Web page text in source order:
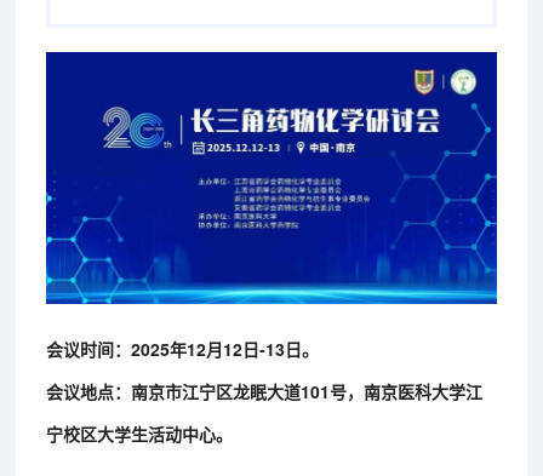
会议时间：2025年12月12日-13日。
会议地点：南京市江宁区龙眠大道101号，南京医科大学江
宁校区大学生活动中心。